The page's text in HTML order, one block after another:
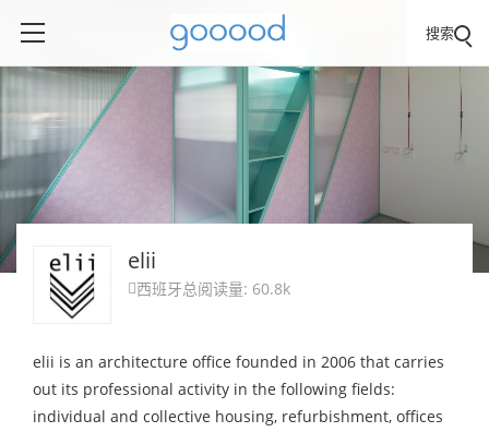
搜索
elii
 西班牙总阅读量: 60.8k
elii is an architecture office founded in 2006 that carries
out its professional activity in the following fields:
individual and collective housing, refurbishment, offices